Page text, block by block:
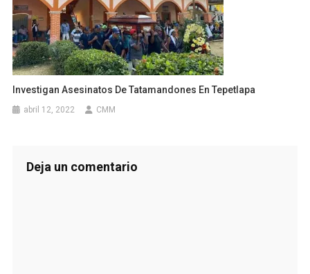
Investigan Asesinatos De Tatamandones En Tepetlapa
abril 12, 2022 CMM
Deja un comentario